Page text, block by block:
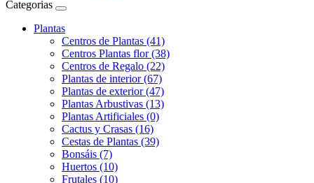
Categorias
Plantas
Centros de Plantas (41)
Centros Plantas flor (38)
Centros de Regalo (22)
Plantas de interior (67)
Plantas de exterior (47)
Plantas Arbustivas (13)
Plantas Artificiales (0)
Cactus y Crasas (16)
Cestas de Plantas (39)
Bonsáis (7)
Huertos (10)
Frutales (10)